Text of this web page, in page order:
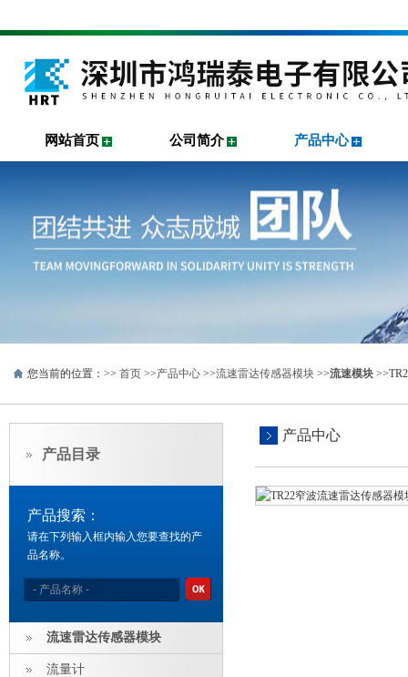
网站首页 公司简介 产品中心
您当前的位置：>> 首页 >>产品中心 >>流速雷达传感器模块 >>流速模块
产品目录
产品搜索：
请在下列输入框内输入您要查找的产
品名称。
流速雷达传感器模块
流量计
产品中心